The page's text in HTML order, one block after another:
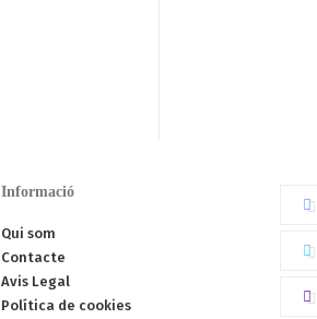
Informació
Qui som
Contacte
Avis Legal
Política de cookies